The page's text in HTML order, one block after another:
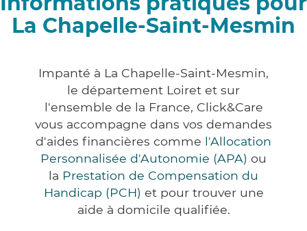
La Chapelle-Saint-Mesmin
Impanté à La Chapelle-Saint-Mesmin,
le département Loiret et sur
l'ensemble de la France, Click&Care
vous accompagne dans vos demandes
d'aides financières comme l'Allocation
Personnalisée d'Autonomie (APA) ou
la Prestation de Compensation du
Handicap (PCH) et pour trouver une
aide à domicile qualifiée.